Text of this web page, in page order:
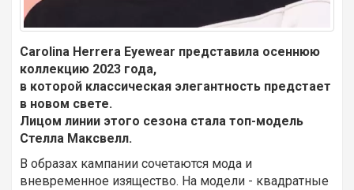
Carolina Herrera Eyewear представила осеннюю
коллекцию 2023 года,
в которой классическая элегантность предстает
в новом свете.
Лицом линии этого сезона стала топ-модель
Стелла Максвелл.
В образах кампании сочетаются мода и
вневременное изящество. На модели - квадратные